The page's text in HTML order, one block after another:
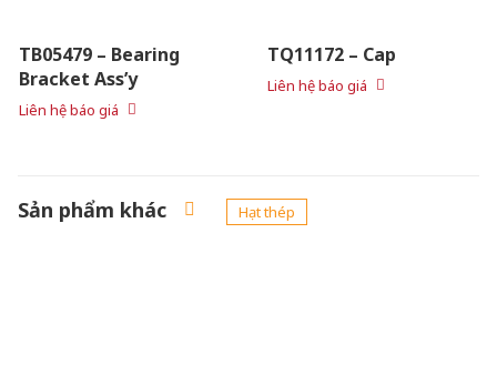
TB05479 – Bearing
Bracket Ass’y
Liên hệ báo giá
TQ11172 – Cap
Liên hệ báo giá
Sản phẩm khác Hạt thép